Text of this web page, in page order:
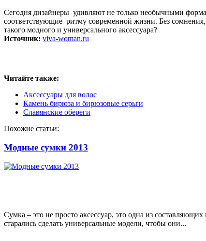
Сегодня дизайнеры удивляют не только необычными
соответствующие ритму современной жизни. Без
такого модного и универсального аксессуара?
Источник: viva-woman.ru
Читайте также:
Аксессуары для волос
Камень бирюза и бирюзовые серьги
Славянские обереги
Похожие статьи:
Модные сумки 2013
Сумка – это не просто аксессуар, это одна из
старались сделать универсальные модели, чтобы они...